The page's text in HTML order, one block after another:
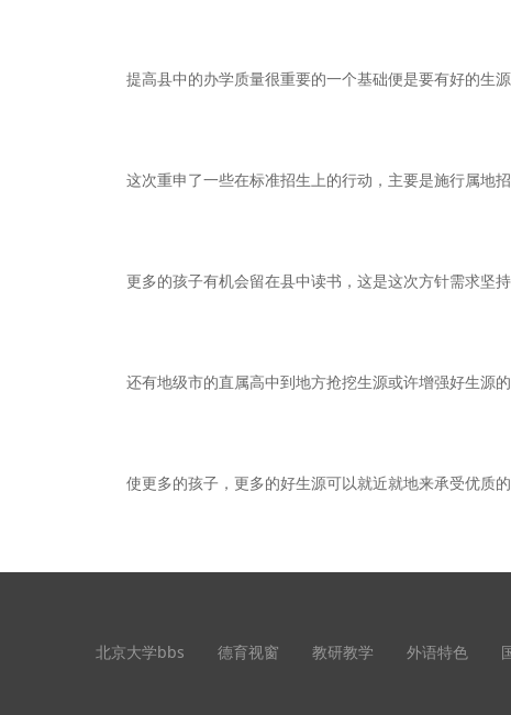
提高县中的办学质量很重要的一个基础便是要有好的生源
这次重申了一些在标准招生上的行动，主要是施行属地招
更多的孩子有机会留在县中读书，这是这次方针需求坚持
还有地级市的直属高中到地方抢挖生源或许增强好生源的
使更多的孩子，更多的好生源可以就近就地来承受优质的
北京大学bbs 德育视窗 教研教学 外语特色